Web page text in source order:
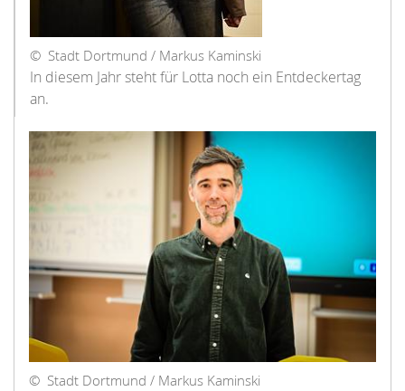
© Stadt Dortmund / Markus Kaminski
In diesem Jahr steht für Lotta noch ein Entdeckertag
an.
© Stadt Dortmund / Markus Kaminski